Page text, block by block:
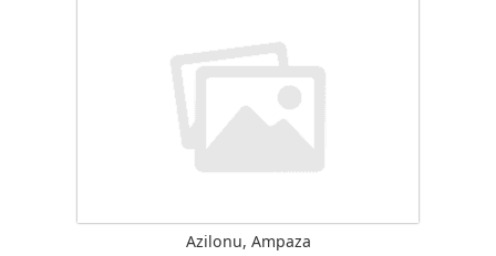
Azilonu, Ampaza